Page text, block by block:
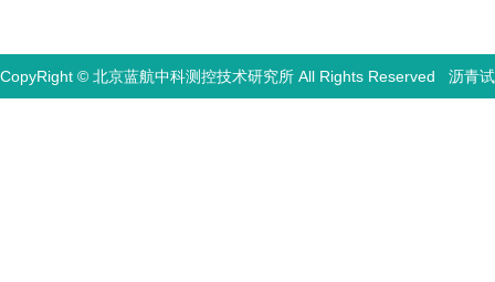
CopyRight © 北京蓝航中科测控技术研究所 All Rights Reserved 沥青